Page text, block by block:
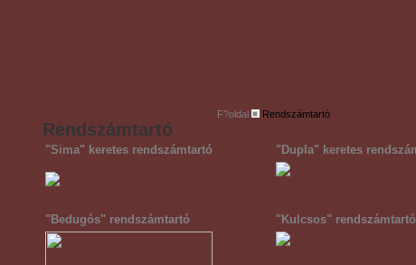
F?oldal Rendszámtartó
Rendszámtartó
"Sima" keretes rendszámtartó "Dupla" keretes
"Bedugós" rendszámtartó "Kulcsos" rendszámtartó